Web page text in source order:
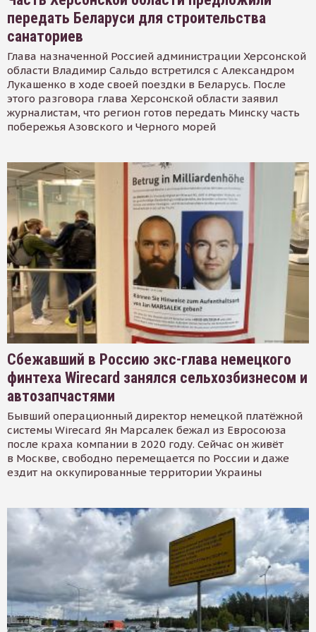
передать Беларуси для строительства
санаториев
Глава назначенной Россией администрации Херсонской
области Владимир Сальдо встретился с Александром
Лукашенко в ходе своей поездки в Беларусь. После
этого разговора глава Херсонской области заявил
журналистам, что регион готов передать Минску часть
побережья Азовского и Черного морей
Сбежавший в Россию экс-глава немецкого
финтеха Wirecard занялся сельхозбизнесом и
автозапчастями
Бывший операционный директор немецкой платёжной
системы Wirecard Ян Марсалек бежал из Евросоюза
после краха компании в 2020 году. Сейчас он живёт
в Москве, свободно перемещается по России и даже
ездит на оккупированные территории Украины